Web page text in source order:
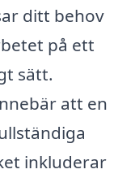
ditt behov
på ett
sätt.
att en
inkluderar